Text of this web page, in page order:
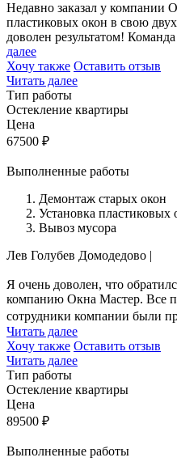
Недавно заказал у компании
пластиковых окон в свою
доволен результатом!
далее
Хочу также Оставить отзыв
Читать далее
Тип работы
Остекление квартиры
Цена
67500 ₽
Выполненные работы
Демонтаж старых окон
Установка пластиковых
Вывоз мусора
Лев Голубев Домодедово |
Я очень доволен, что
компанию Окна Мастер. Все
сотрудники компании были
Читать далее
Хочу также Оставить отзыв
Читать далее
Тип работы
Остекление квартиры
Цена
89500 ₽
Выполненные работы